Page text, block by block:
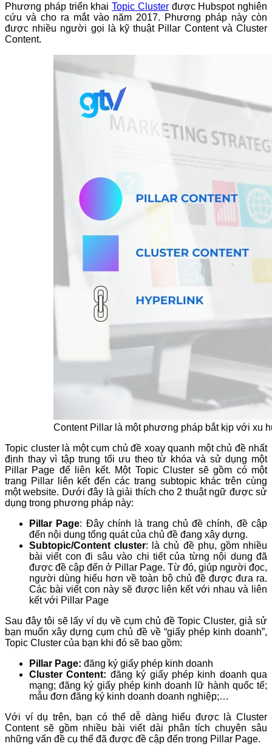
Phương pháp triển khai Topic Clusterđược Hubspot nghiên
cứu và cho ra mắt vào năm 2017. Phương pháp này còn
được nhiều người gọi là kỹ thuật Pillar Content và Cluster
Content.
Content Pillar là một phương pháp bắt kịp với xu
Topic cluster là một cụm chủ đề xoay quanh một chủ đề nhất
định thay vì tập trung tối ưu theo từ khóa và sử dụng một
Pillar Page để liên kết. Một Topic Cluster sẽ gồm có một
trang Pillar liên kết đến các trang subtopic khác trên cùng
một website. Dưới đây là giải thích cho 2 thuật ngữ được sử
dụng trong phương pháp này:
Pillar Page: Đây chính là trang chủ đề chính, đề cập
đến nội dung tổng quát của chủ đề đang xây dựng.
Subtopic/Content cluster: là chủ đề phụ, gồm nhiều
bài viết con đi sâu vào chi tiết của từng nội dung đã
được đề cập đến ở Pillar Page. Từ đó, giúp người đọc,
người dùng hiểu hơn về toàn bộ chủ đề được đưa ra.
Các bài viết con này sẽ được liên kết với nhau và liên
kết với Pillar Page
Sau đây tôi sẽ lấy ví dụ về cụm chủ đề Topic Cluster, giả sử
bạn muốn xây dựng cụm chủ đề về “giấy phép kinh doanh”,
Topic Cluster của bạn khi đó sẽ bao gồm:
Pillar Page: đăng ký giấy phép kinh doanh
Cluster Content: đăng ký giấy phép kinh doanh qua
mạng; đăng ký giấy phép kinh doanh lữ hành quốc tế;
mẫu đơn đăng ký kinh doanh doanh nghiệp;…
Với ví dụ trên, bạn có thể dễ dàng hiểu được là Cluster
Content sẽ gồm nhiều bài viết dài phân tích chuyên sâu
những vấn đề cụ thể đã được đề cập đến trong Pillar Page.